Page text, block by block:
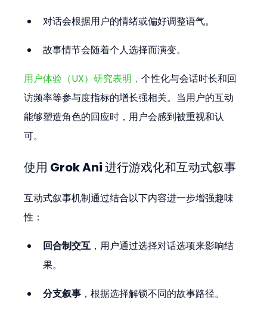
对话会根据用户的情绪或偏好调整语气。
故事情节会随着个人选择而演变。
用户体验（UX）研究表明，个性化与会话时长和回
访频率等参与度指标的增长强相关。当用户的互动
能够塑造角色的回应时，用户会感到被重视和认
可。
使用 Grok Ani 进行游戏化和互动式叙事
互动式叙事机制通过结合以下内容进一步增强趣味
性：
回合制交互 ，用户通过选择对话选项来影响结
果。
分支叙事 ，根据选择解锁不同的故事路径。